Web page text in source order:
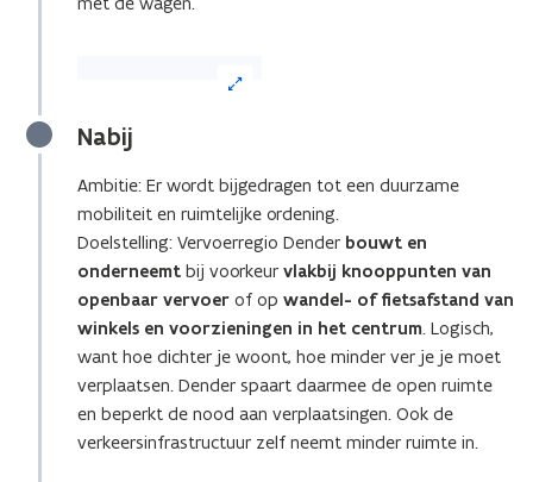
afbeelding
een
vergrote
weergave)
Nabij
Ambitie: Er wordt bijgedragen tot een duurzame
mobiliteit en ruimtelijke ordening.
Doelstelling: Vervoerregio Dender bouwt en
onderneemt bij voorkeur vlakbij knooppunten van
openbaar vervoer of op wandel- of fietsafstand van
winkels en voorzieningen in het centrum. Logisch,
want hoe dichter je woont, hoe minder ver je je moet
verplaatsen. Dender spaart daarmee de open ruimte
en beperkt de nood aan verplaatsingen. Ook de
verkeersinfrastructuur zelf neemt minder ruimte in.